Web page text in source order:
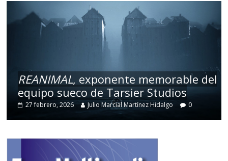
REANIMAL, exponente memorable del
equipo sueco de Tarsier Studios
27 febrero, 2026 Julio Marcial Martínez Hidalgo 0